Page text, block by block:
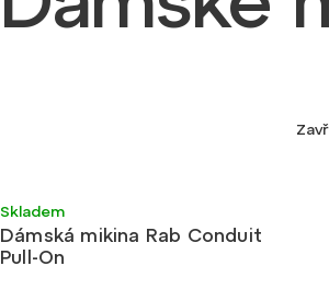
Nejdražší
Abecedně
Ultralehké
Dámská mikina Rab Conduit
Pull-On
Skladem